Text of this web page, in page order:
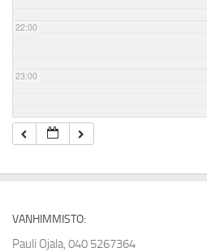
22:00
23:00
VANHIMMISTO:
Pauli Ojala, 040 5267364